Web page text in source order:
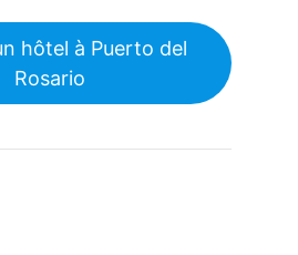
hôtel à Puerto del
Rosario